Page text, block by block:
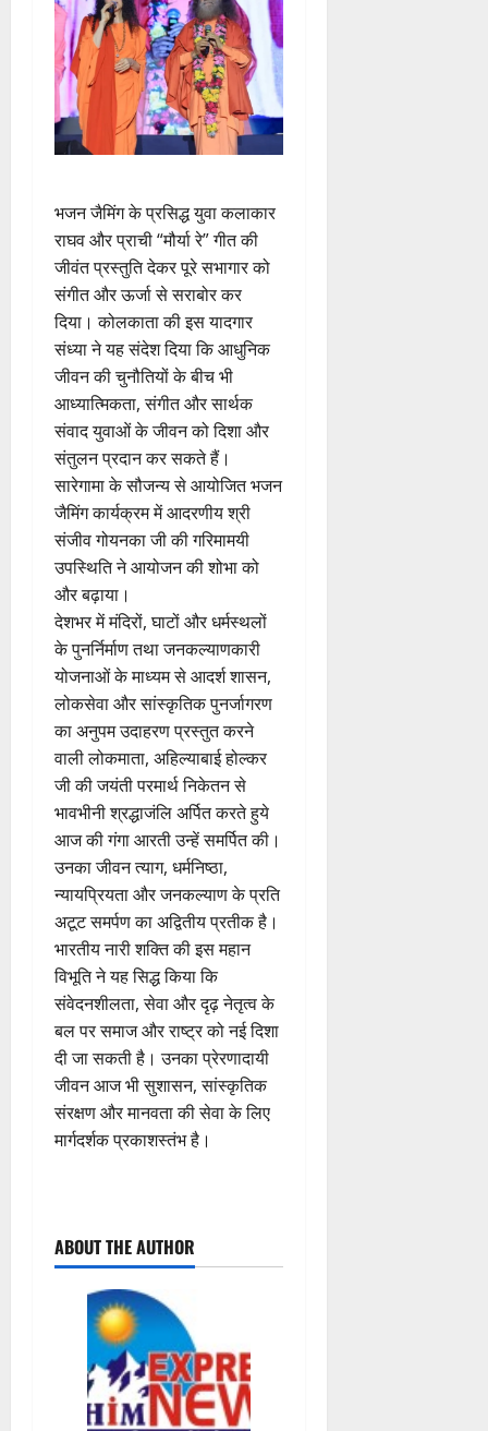
भजन जैमिंग के प्रसिद्ध युवा कलाकार
राघव और प्राची “मौर्या रे” गीत की
जीवंत प्रस्तुति देकर पूरे सभागार को
संगीत और ऊर्जा से सराबोर कर
दिया। कोलकाता की इस यादगार
संध्या ने यह संदेश दिया कि आधुनिक
जीवन की चुनौतियों के बीच भी
आध्यात्मिकता, संगीत और सार्थक
संवाद युवाओं के जीवन को दिशा और
संतुलन प्रदान कर सकते हैं।
सारेगामा के सौजन्य से आयोजित भजन
जैमिंग कार्यक्रम में आदरणीय श्री
संजीव गोयनका जी की गरिमामयी
उपस्थिति ने आयोजन की शोभा को
और बढ़ाया।
देशभर में मंदिरों, घाटों और धर्मस्थलों
के पुनर्निर्माण तथा जनकल्याणकारी
योजनाओं के माध्यम से आदर्श शासन,
लोकसेवा और सांस्कृतिक पुनर्जागरण
का अनुपम उदाहरण प्रस्तुत करने
वाली लोकमाता, अहिल्याबाई होल्कर
जी की जयंती परमार्थ निकेतन से
भावभीनी श्रद्धाजंलि अर्पित करते हुये
आज की गंगा आरती उन्हें समर्पित की।
उनका जीवन त्याग, धर्मनिष्ठा,
न्यायप्रियता और जनकल्याण के प्रति
अटूट समर्पण का अद्वितीय प्रतीक है।
भारतीय नारी शक्ति की इस महान
विभूति ने यह सिद्ध किया कि
संवेदनशीलता, सेवा और दृढ़ नेतृत्व के
बल पर समाज और राष्ट्र को नई दिशा
दी जा सकती है। उनका प्रेरणादायी
जीवन आज भी सुशासन, सांस्कृतिक
संरक्षण और मानवता की सेवा के लिए
मार्गदर्शक प्रकाशस्तंभ है।
o
ABOUT THE AUTHOR